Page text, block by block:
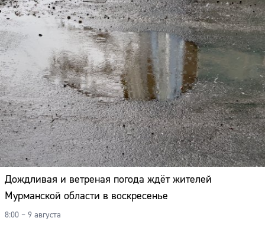
Дождливая и ветреная погода ждёт жителей
Мурманской области в воскресенье
8:00 – 9 августа